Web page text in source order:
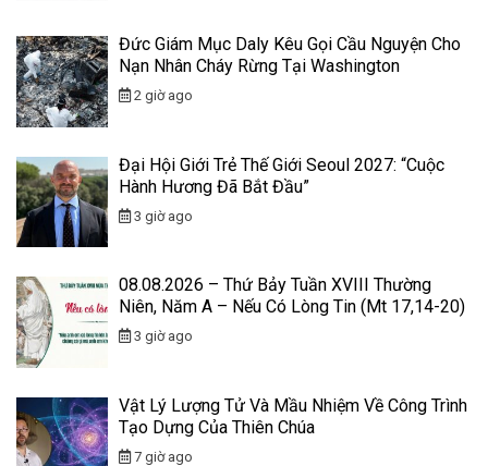
Đức Giám Mục Daly Kêu Gọi Cầu Nguyện Cho
Nạn Nhân Cháy Rừng Tại Washington
2 giờ ago
Đại Hội Giới Trẻ Thế Giới Seoul 2027: “Cuộc
Hành Hương Đã Bắt Đầu”
3 giờ ago
08.08.2026 – Thứ Bảy Tuần XVIII Thường
Niên, Năm A – Nếu Có Lòng Tin (Mt 17,14-20)
3 giờ ago
Vật Lý Lượng Tử Và Mầu Nhiệm Về Công Trình
Tạo Dựng Của Thiên Chúa
7 giờ ago